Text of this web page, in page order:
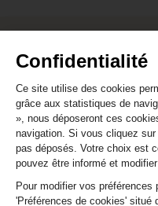
Confidentialité
Ce site utilise des cookies
grâce aux statistiques de
», nous déposeront ces
navigation. Si vous cliquez
pas déposés. Votre choix est
pouvez être informé et
Pour modifier vos
'Préférences de cookies' situé
S'abonner à la
Nous contacter par
Mentions légales/